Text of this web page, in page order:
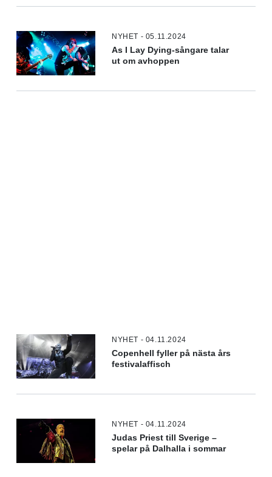
NYHET - 05.11.2024
As I Lay Dying-sångare talar
ut om avhoppen
NYHET - 04.11.2024
Copenhell fyller på nästa års
festivalaffisch
NYHET - 04.11.2024
Judas Priest till Sverige –
spelar på Dalhalla i sommar